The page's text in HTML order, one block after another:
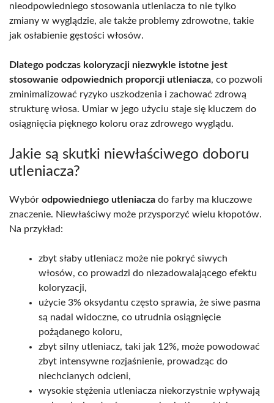
nieodpowiedniego stosowania utleniacza to nie tylko
zmiany w wyglądzie, ale także problemy zdrowotne, takie
jak osłabienie gęstości włosów.
Dlatego podczas koloryzacji niezwykle istotne jest
stosowanie odpowiednich proporcji utleniacza, co pozwoli
zminimalizować ryzyko uszkodzenia i zachować zdrową
strukturę włosa. Umiar w jego użyciu staje się kluczem do
osiągnięcia pięknego koloru oraz zdrowego wyglądu.
Jakie są skutki niewłaściwego doboru
utleniacza?
Wybór odpowiedniego utleniacza do farby ma kluczowe
znaczenie. Niewłaściwy może przysporzyć wielu kłopotów.
Na przykład:
zbyt słaby utleniacz może nie pokryć siwych
włosów, co prowadzi do niezadowalającego efektu
koloryzacji,
użycie 3% oksydantu często sprawia, że siwe pasma
są nadal widoczne, co utrudnia osiągnięcie
pożądanego koloru,
zbyt silny utleniacz, taki jak 12%, może powodować
zbyt intensywne rozjaśnienie, prowadząc do
niechcianych odcieni,
wysokie stężenia utleniacza niekorzystnie wpływają